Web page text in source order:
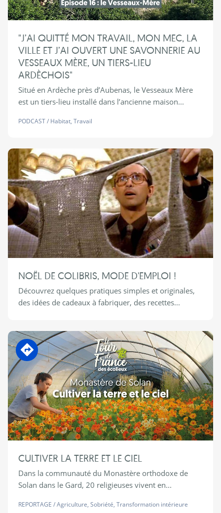
"J’AI QUITTÉ MON TRAVAIL, MON MEC, LA
VILLE ET J’AI OUVERT UNE SAVONNERIE AU
VESSEAUX MÈRE, UN TIERS-LIEU
ARDÈCHOIS"
Situé en Ardèche près d’Aubenas, le Vesseaux Mère
est un tiers-lieu installé dans l’ancienne maison...
PODCAST/ Habitat, Travail
NOËL DE COLIBRIS, MODE D'EMPLOI !
Découvrez quelques pratiques simples et originales,
des idées de cadeaux à fabriquer, des recettes...
En transition
CULTIVER LA TERRE ET LE CIEL
Dans la communauté du Monastère orthodoxe de
Solan dans le Gard, 20 religieuses vivent en...
REPORTAGE /Agriculture, Sobriété, Transformation intérieure